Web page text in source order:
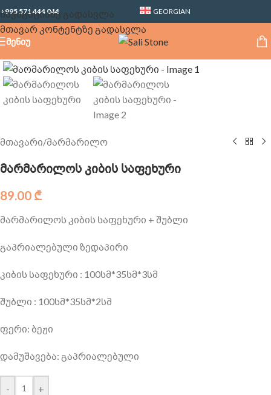
ნავიგაციაზე გადასვლა
მთავარ კონტენტზე გადასვლა
+995 571 444 044 GEORGIAN
ᲛᲔᲜᲘᲣ
მთავარი/მარმარილო
მარმარილოს კიბის საფეხური
89.00 ₾
მარმარილოს კიბის საფეხური + შუბლი
გაპრიალებული ზედაპირი
კიბის საფეხური : 100სმ*35სმ*3სმ
შუბლი : 100სმ*35სმ*2სმ
ფერი: ბეჟი
დამუშავება: გაპრიალებული
- +